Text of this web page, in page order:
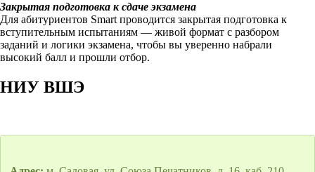
Закрытая подготовка к сдаче экзамена
Для абитуриентов Smart проводится закрытая подготовка к
вступительным испытаниям — живой формат с разбором
заданий и логики экзамена, чтобы вы уверенно набрали
высокий балл и прошли отбор.
НИУ ВШЭ